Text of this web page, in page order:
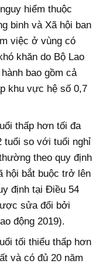
hiểm thuộc
binh và Xã hội ban
việc ở vùng có
khăn do Bộ Lao
bao gồm cả
khu vực hệ số 0,7
thấp hơn tối đa
tuổi so với tuổi nghỉ
theo quy định
hội bắt buộc trở lên
định tại Điều 54
sửa đổi bởi
động 2019).
tối thiểu thấp hơn
và có đủ 20 năm